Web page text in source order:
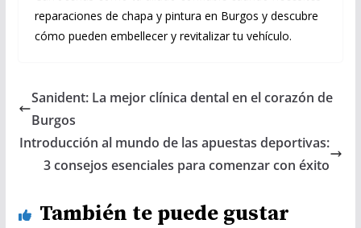
reparaciones de chapa y pintura en Burgos y descubre
cómo pueden embellecer y revitalizar tu vehículo.
Sanident: La mejor clínica dental en el corazón de
Burgos
Introducción al mundo de las apuestas deportivas:
3 consejos esenciales para comenzar con éxito
También te puede gustar